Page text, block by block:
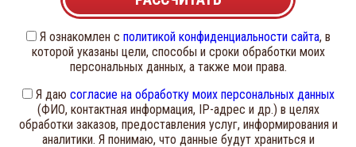
Я ознакомлен с политикой конфиденциальности сайта, в
которой указаны цели, способы и сроки обработки моих
персональных данных, а также мои права.
Я даю согласие на обработку моих персональных данных
(ФИО, контактная информация, IP-адрес и др.) в целях
обработки заказов, предоставления услуг, информирования и
аналитики. Я понимаю, что данные будут храниться и